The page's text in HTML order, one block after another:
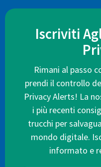
Iscriviti
Rimani al passo
prendi il controllo
Privacy Alerts! La
i più recenti
trucchi per
mondo digitale.
informato e